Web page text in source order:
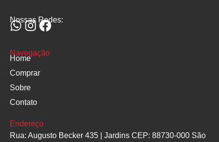
Nossas Redes:
Navegação
Home
Comprar
Sobre
Contato
Endereço
Rua: Augusto Becker 435 | Jardins CEP: 88730-000 São